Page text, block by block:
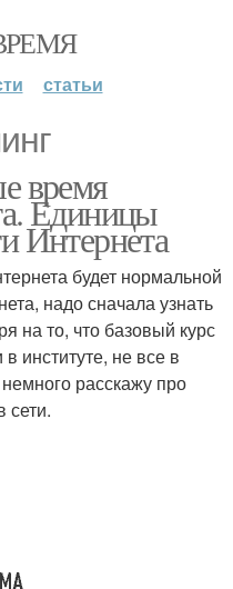
статьи
время
Единицы
Интернета
будет нормальной
надо сначала узнать
на то, что базовый курс
институте, не все в
расскажу про
сети.